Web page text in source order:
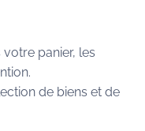
panier, les
de biens et de